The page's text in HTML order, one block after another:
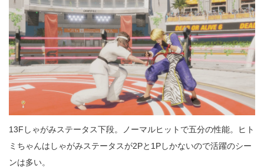
13Fしゃがみステータス下段。ノーマルヒットで五分の性能。ヒト
ミちゃんはしゃがみステータスが2Pと1Pしかないので活躍のシー
ンは多い。